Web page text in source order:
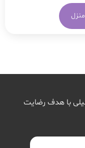
با هدف رضایت